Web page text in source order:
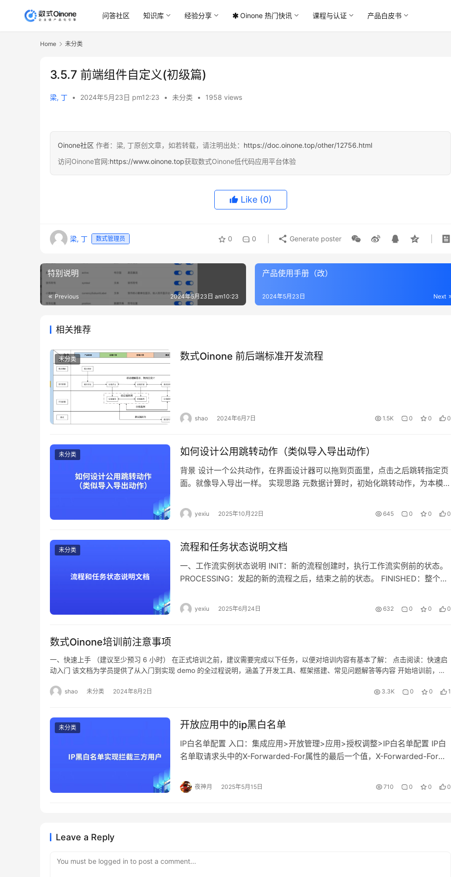
问答社区 知识库 经验分享 Oinone 热门快讯 课程与认证 产品白皮书
Home 未分类
3.5.7 前端组件自定义(初级篇)
梁, 丁 • 2024年5月23日 pm12:23 • 未分类 • 1958 views
Oinone社区 作者：梁, 丁原创文章，如若转载，请注明出处： https://doc.oinone.top/other/12756.html
访问Oinone官网:https://www.oinone.top获取数式Oinone低代码应用平台体验
Like (0)
梁, 丁 数式管理员 0 0 Generate poster
特别说明
Previous 2024年5月23日 am10:23
产品使用手册（改）
Next
2024年5月23日
相关推荐
未分类 数式Oinone 前后端标准开发流程
shao 2024年6月7日 1.5K 0 0 0
未分类 如何设计公用跳转动作（类似导入导出动作）
背景 设计一个公共动作，在界面设计器可以拖到页面里，点击之后跳转指定页
面。就像导入导出一样。 实现思路 元数据计算时，初始化跳转动作，为本模块
的元数据。 代码示例： package pro.shushi.pamirs.top.core.init; import
com.google.common.collect.Lists; import
org.springframework.stereotype.Component; import
pro.shushi.pamirs.boot.base.enmu.ActionTypeEnum; import
pro.shushi.pamirs.boot.base.model.ViewAction; import
import pro.shushi.pamirs.boot.common.extend.MetaDataEditor; import
pro.shushi.pamirs.meta.api.dto.meta.MetaData; import
pro.shushi.pamirs.meta.domain.model.ModelDefinition; import
pro.shushi.pamirs.top.api.TopModule; import
pro.shushi.pamirs.top.api.model.Teacher; import java.util.*; import
java.util.stream.Collectors; @Slf4j @Component public class
DemoModuleAppInstall implements MetaDataEditor { @Override public
metaMap) { InitializationUtil util = InitializationUtil.get(metaMap,
metaMap.keySet()) { if (!dependencyFileModels.contains(module)) { // 不
yexiu 2025年10月22日 645 0 0 0
未分类 流程和任务状态说明文档
一、工作流实例状态说明 INIT：新的流程创建时，执行工作流实例前的状态。
PROCESSING：发起的新的流程之后，结束之前的状态。 FINISHED：整个流
状态 CLOSE：关闭流程实例时（流程撤销）的状态。 一、工作流实例通过状
态。 RECALL：撤销流程实例时的状态。 RECALL_PASS：无
RECALL_REJECT：无 RECALL_FILLED：无 FALLBACK：已退回时标识抄送/
FALLBACK_REJECT：无 FALLBACK_FILLED：无 TRANSFER：无 CLOSE：
yexiu 2025年6月24日 632 0 0 0
数式Oinone培训前注意事项
一、快速上手 （建议至少预习 6 小时） 在正式培训之前，建议需要完成以下任务，以便对培训内容有基本了解： 点击阅读：快速启
动入门 该文档为学员提供了从入门到实现 demo 的全过程说明，涵盖了开发工具、框架搭建、常见问题解答等内容 开始培训前，请
功运行。 二、预期成果 通过上述预习，大家完成以下事项：• 成功搭建本地开发环境，并能运行前后端的基本 demo。• 对前后端技
（前后端疑问），请提前记录并提交，以便培训期间重点解答;3.版本是否是最新的版本，且建议研发人员版本一致，且类型是 mini;
ps:部署包相关信息，联系数式相关人员获取
shao 未分类 2024年8月2日 3.3K 0 0 1
未分类 开放应用中的ip黑白名单
IP白名单配置 入口：集成应用>开放管理>应用>授权调整>IP白名单配置 IP白
名单取请求头中的X-Forwarded-For属性的最后一个值，X-Forwarded-For以
proxyNIP 根据 RFC 7239 标准所述，X-Forwarded-For含义如下：
clientIP：最左边的 IP，表示最初发起请求的客户端 IP（即真实用户 IP）。
$proxy_add_x_forwarded_for; IP黑名单配置 入口：集成应用>开放管理>应
夜神月 2025年5月15日 710 0 0 0
Leave a Reply
You must be logged in to post a comment...